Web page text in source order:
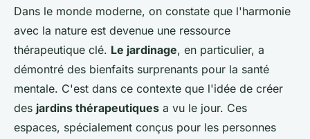
Comment concevoir un jardin
sensoriel pour les personnes
atteintes de troubles cognitifs
?
Sohan• 10 mai 2024•5 min de lecture
Dans le monde moderne, on constate que l'harmonie
avec la nature est devenue une ressource
thérapeutique clé. Le jardinage, en particulier, a
démontré des bienfaits surprenants pour la santé
mentale. C'est dans ce contexte que l'idée de créer
des jardins thérapeutiques a vu le jour. Ces
espaces, spécialement conçus pour les personnes